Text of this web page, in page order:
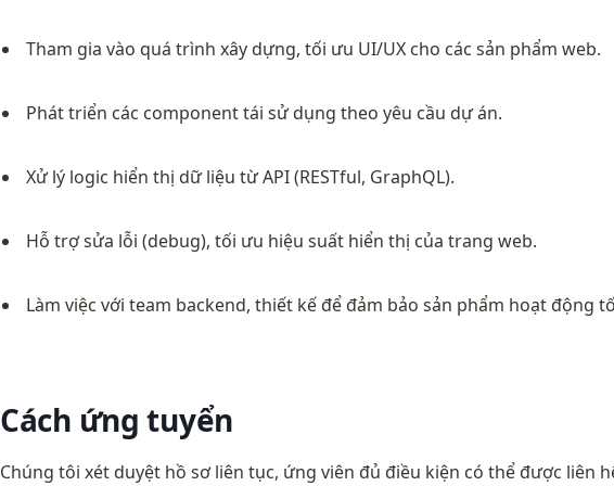
Tham gia vào quá trình xây dựng, tối ưu UI/UX cho các sản phẩm web.
Phát triển các component tái sử dụng theo yêu cầu dự án.
Xử lý logic hiển thị dữ liệu từ API (RESTful, GraphQL).
Hỗ trợ sửa lỗi (debug), tối ưu hiệu suất hiển thị của trang web.
Làm việc với team backend, thiết kế để đảm bảo sản phẩm hoạt động
Cách ứng tuyển
Chúng tôi xét duyệt hồ sơ liên tục, ứng viên đủ điều kiện có thể được liên